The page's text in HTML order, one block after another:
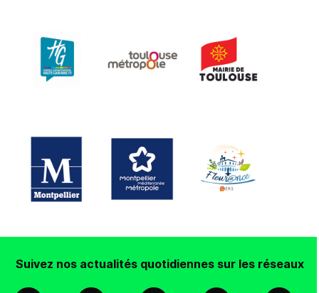
Suivez nos actualités quotidiennes sur les réseaux